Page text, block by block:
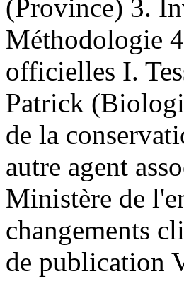
(Province) 3.
Méthodologie
officielles I.
Patrick
de la
autre agent
Ministère de
changements
de publication